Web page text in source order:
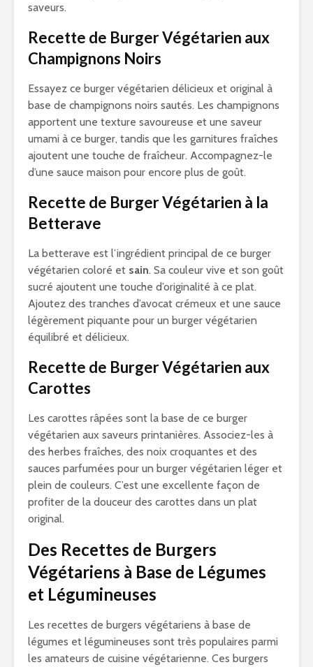
saveurs.
Recette de Burger Végétarien aux
Champignons Noirs
Essayez ce burger végétarien délicieux et original à
base de champignons noirs sautés. Les champignons
apportent une texture savoureuse et une saveur
umami à ce burger, tandis que les garnitures fraîches
ajoutent une touche de fraîcheur. Accompagnez-le
d’une sauce maison pour encore plus de goût.
Recette de Burger Végétarien à la
Betterave
La betterave est l’ingrédient principal de ce burger
végétarien coloré et sain. Sa couleur vive et son goût
sucré ajoutent une touche d’originalité à ce plat.
Ajoutez des tranches d’avocat crémeux et une sauce
légèrement piquante pour un burger végétarien
équilibré et délicieux.
Recette de Burger Végétarien aux
Carottes
Les carottes râpées sont la base de ce burger
végétarien aux saveurs printanières. Associez-les à
des herbes fraîches, des noix croquantes et des
sauces parfumées pour un burger végétarien léger et
plein de couleurs. C’est une excellente façon de
profiter de la douceur des carottes dans un plat
original.
Des Recettes de Burgers
Végétariens à Base de Légumes
et Légumineuses
Les recettes de burgers végétariens à base de
légumes et légumineuses sont très populaires parmi
les amateurs de cuisine végétarienne. Ces burgers